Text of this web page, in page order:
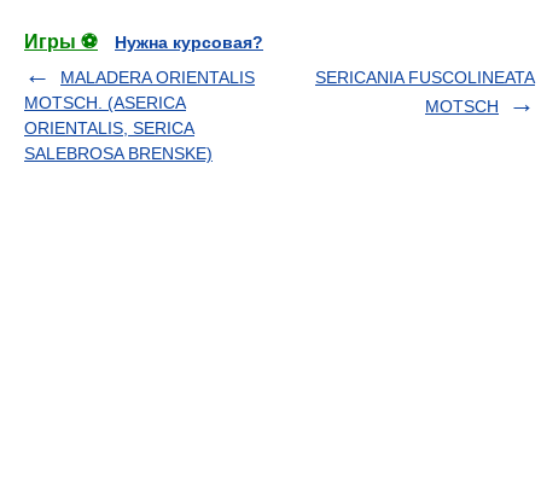
Игры ⚽
Нужна курсовая?
MALADERA ORIENTALIS
MOTSCH. (ASERICA
ORIENTALIS, SERICA
SALEBROSA BRENSKE)
SERICANIA FUSCOLINEATA
MOTSCH